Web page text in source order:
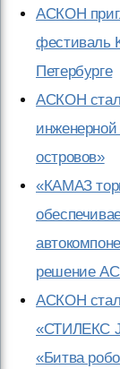
АСКОН
фестиваль
Петербурге
АСКОН стал
островов»
«КАМАЗ
решение
АСКОН
«СТИЛЕКС
«Битва